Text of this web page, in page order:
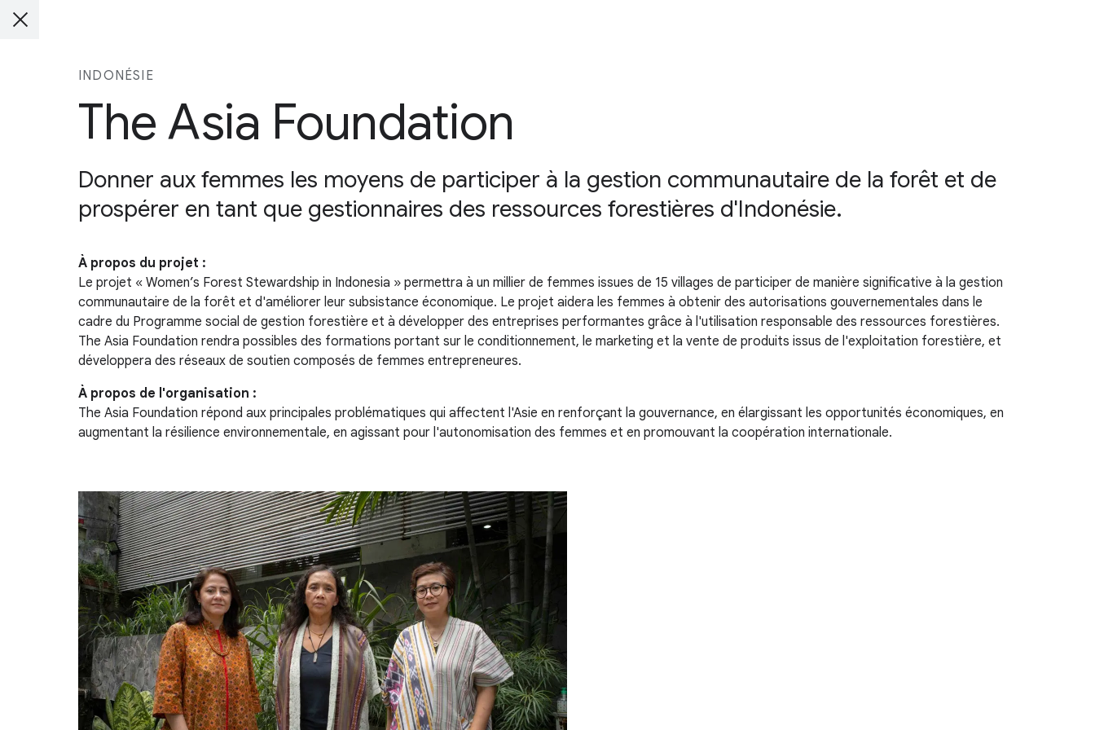
INDONÉSIE
The Asia Foundation
Donner aux femmes les moyens de participer à la gestion communautaire de la forêt et de
prospérer en tant que gestionnaires des ressources forestières d'Indonésie.
À propos du projet :
Le projet « Women’s Forest Stewardship in Indonesia » permettra à un millier de femmes issues de 15 villages de participer de manière significative à la gestion
communautaire de la forêt et d'améliorer leur subsistance économique. Le projet aidera les femmes à obtenir des autorisations gouvernementales dans le
cadre du Programme social de gestion forestière et à développer des entreprises performantes grâce à l'utilisation responsable des ressources forestières.
The Asia Foundation rendra possibles des formations portant sur le conditionnement, le marketing et la vente de produits issus de l'exploitation forestière, et
développera des réseaux de soutien composés de femmes entrepreneures.
À propos de l'organisation :
The Asia Foundation répond aux principales problématiques qui affectent l'Asie en renforçant la gouvernance, en élargissant les opportunités économiques, en
augmentant la résilience environnementale, en agissant pour l'autonomisation des femmes et en promouvant la coopération internationale.